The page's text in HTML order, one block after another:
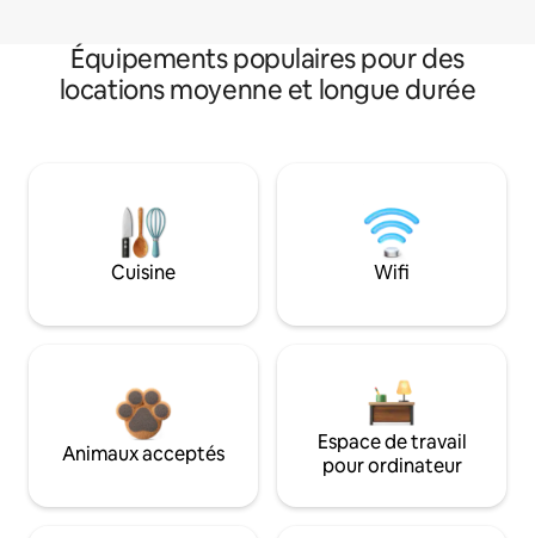
Équipements populaires pour des
locations moyenne et longue durée
Cuisine Wifi
Animaux acceptés
Espace de travail
pour ordinateur